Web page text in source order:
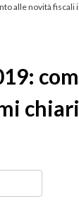
alle novità